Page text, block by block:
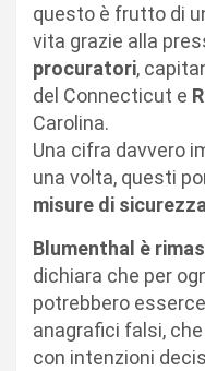
questo è frutto di
vita grazie alla
procuratori,
del Connecticut e
Carolina.
Una cifra davvero
una volta, questi
misure di
Blumenthal è
dichiara che per
potrebbero
anagrafici falsi,
con intenzioni